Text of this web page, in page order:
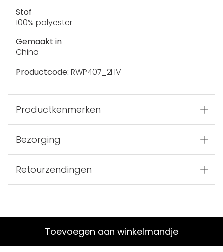
Stof
100% polyester
Gemaakt in
China
Productcode: RWP407_2HV
Productkenmerken
Bezorging
Retourzendingen
Toevoegen aan winkelmandje